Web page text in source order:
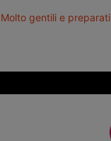
Molto gentili e preparati